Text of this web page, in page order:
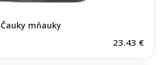
Čauky mňauky
23.43 €